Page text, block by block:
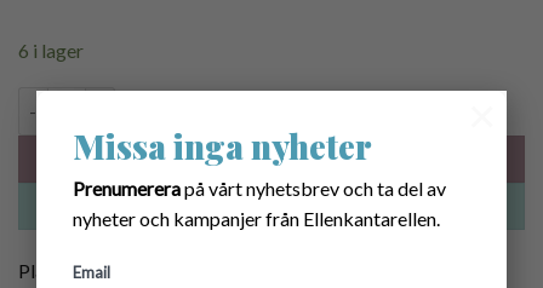
Missa inga nyheter
Prenumererapå vårt nyhetsbrev och ta del av
nyheter och kampanjer från Ellenkantarellen.
Email
6 i lager
LÄGG I VARUKORG
KÖP NU
Platsclips som passar bra till napphållare, barnvagnsmobil